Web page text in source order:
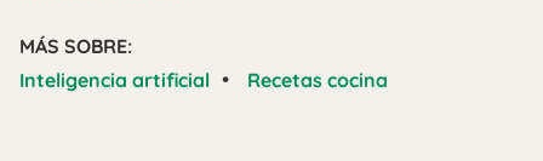
MÁS SOBRE:
Inteligencia artificial • Recetas cocina